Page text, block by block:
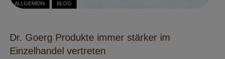
ALLGEMEIN BLOG
Dr. Goerg Produkte immer stärker im
Einzelhandel vertreten